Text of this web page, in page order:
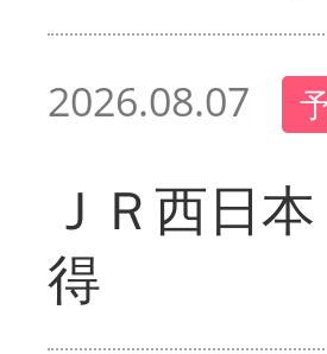
2026.08.07
ＪＲ西日
得